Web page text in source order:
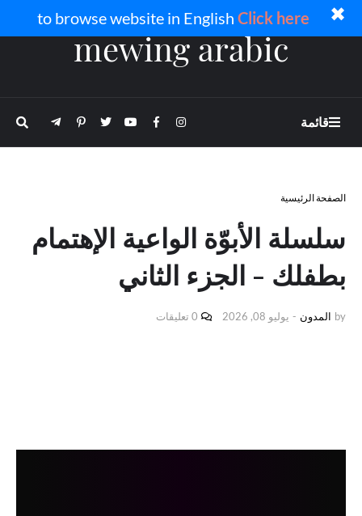
✖
to browse website in English Click here
mewing arabic
قائمة
الصفحة الرئيسية
سلسلة الأبوّة الواعية الإهتمام
بطفلك - الجزء الثاني
by المدون - يوليو 08, 2026 0 تعليقات